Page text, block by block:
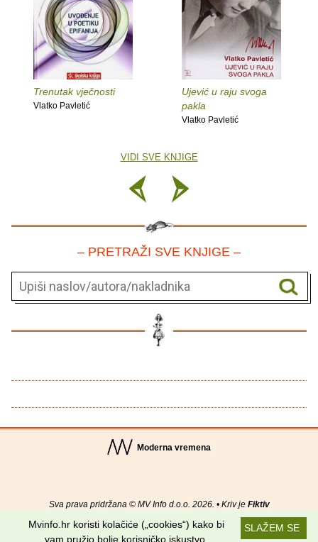
Trenutak vječnosti
Vlatko Pavletić
Ujević u raju svoga
pakla
Vlatko Pavletić
VIDI SVE KNJIGE
– PRETRAŽI SVE KNJIGE –
Moderna vremena
Sva prava pridržana © MV Info d.o.o. 2026. • Kriv je Fiktiv
Uvjeti korištenja RSS kanaliSLAŽEM SE
Mvinfo.hr koristi kolačiće („cookies“) kako bi
vam pružio bolje korisničko iskustvo.